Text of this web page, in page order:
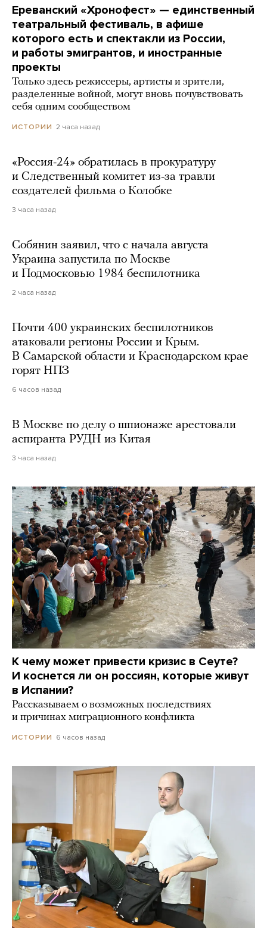
Ереванский «Хронофест» — единственный
театральный фестиваль, в афише
которого есть и спектакли из России,
и работы эмигрантов, и иностранные
проекты
Только здесь режиссеры, артисты и зрители,
разделенные войной, могут вновь почувствовать
себя одним сообществом
ИСТОРИИ 2 часа назад
«Россия-24» обратилась в прокуратуру
и Следственный комитет из-за травли
создателей фильма о Колобке
3 часа назад
Собянин заявил, что с начала августа
Украина запустила по Москве
и Подмосковью 1984 беспилотника
2 часа назад
Почти 400 украинских беспилотников
атаковали регионы России и Крым.
В Самарской области и Краснодарском крае
горят НПЗ
6 часов назад
В Москве по делу о шпионаже арестовали
аспиранта РУДН из Китая
3 часа назад
К чему может привести кризис в Сеуте?
И коснется ли он россиян, которые живут
в Испании?
Рассказываем о возможных последствиях
и причинах миграционного конфликта
ИСТОРИИ 6 часов назад